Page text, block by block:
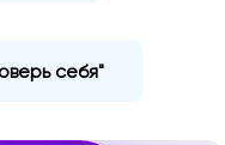
себя"